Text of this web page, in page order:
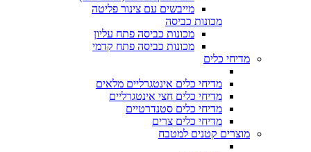
מייבשים עם צינור פליטה
מכונות כביסה
מכונות כביסה פתח עליון
מכונות כביסה פתח קדמי
מדיחי כלים
מדיחי כלים אינטגרליים מלאים
מדיחי כלים חצי אינטגרליים
מדיחי כלים סטנדרטיים
מדיחי כלים צרים
מוצרים קטנים למטבח